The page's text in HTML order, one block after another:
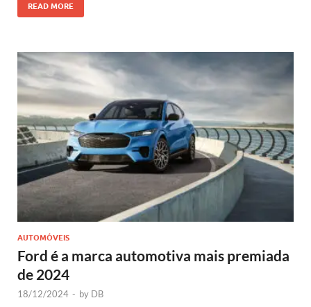
READ MORE
AUTOMÓVEIS
Ford é a marca automotiva mais premiada
de 2024
18/12/2024 - by DB